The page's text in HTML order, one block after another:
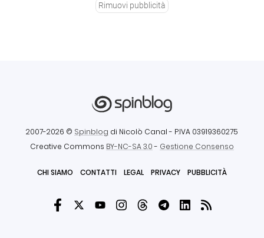
Rimuovi pubblicità
2007-2026 © Spinblog di Nicolò Canal - P.IVA 03919360275
Creative Commons BY-NC-SA 3.0- Gestione Consenso
CHI SIAMO CONTATTI LEGAL PRIVACY PUBBLICITÀ